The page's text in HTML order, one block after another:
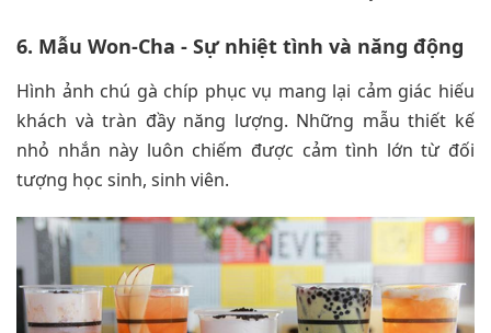
6. Mẫu Won-Cha - Sự nhiệt tình và năng động
Hình ảnh chú gà chíp phục vụ mang lại cảm giác hiếu
khách và tràn đầy năng lượng. Những mẫu thiết kế
nhỏ nhắn này luôn chiếm được cảm tình lớn từ đối
tượng học sinh, sinh viên.